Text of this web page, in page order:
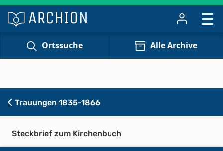
Ortssuche Alle Archive
Trauungen 1835-1866
Steckbrief zum Kirchenbuch